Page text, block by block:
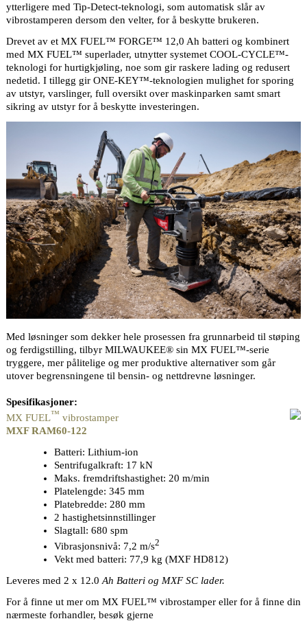
ytterligere med Tip-Detect-teknologi, som automatisk slår av
vibrostamperen dersom den velter, for å beskytte brukeren.
Drevet av et MX FUEL™ FORGE™ 12,0 Ah batteri og kombinert
med MX FUEL™ superlader, utnytter systemet COOL-CYCLE™-
teknologi for hurtigkjøling, noe som gir raskere lading og redusert
nedetid. I tillegg gir ONE-KEY™-teknologien mulighet for sporing
av utstyr, varslinger, full oversikt over maskinparken samt smart
sikring av utstyr for å beskytte investeringen.
Med løsninger som dekker hele prosessen fra grunnarbeid til støping
og ferdigstilling, tilbyr MILWAUKEE® sin MX FUEL™-serie
tryggere, mer pålitelige og mer produktive alternativer som går
utover begrensningene til bensin- og nettdrevne løsninger.
Spesifikasjoner:
MX FUEL™ vibrostamper
MXF RAM60-122
Batteri: Lithium-ion
Sentrifugalkraft: 17 kN
Maks. fremdriftshastighet: 20 m/min
Platelengde: 345 mm
Platebredde: 280 mm
2 hastighetsinnstillinger
Slagtall: 680 spm
Vibrasjonsnivå: 7,2 m/s2
Vekt med batteri: 77,9 kg (MXF HD812)
Leveres med 2 x 12.0 Ah Batteri og MXF SC lader.
For å finne ut mer om MX FUEL™ vibrostamper eller for å finne din
nærmeste forhandler, besøk gjerne